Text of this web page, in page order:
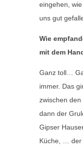
eingehen,
uns gut
Wie
mit dem
Ganz toll…
immer. Das
zwischen
dann der
Gipser
Küche, … der